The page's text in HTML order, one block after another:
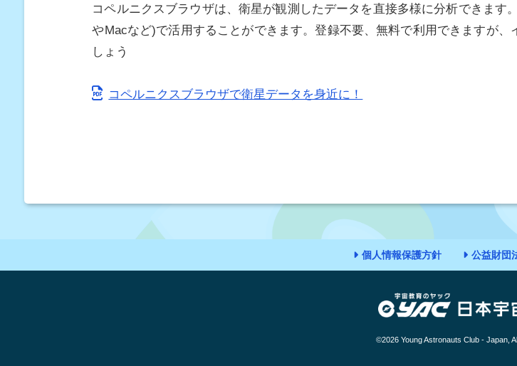
コペルニクスブラウザは、衛星が観測したデータを直接多様に分析できま
やMacなど)で活用することができます。登録不要、無料で利用できますが
しょう
コペルニクスブラウザで衛星データを身近に！
個人情報保護方針 公益財団
©2026 Young Astronauts Club - Japan,